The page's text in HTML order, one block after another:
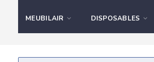
MEUBILAIR DISPOSABLES